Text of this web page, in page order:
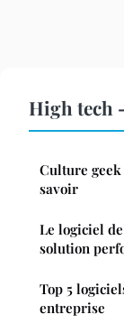
High tech
Culture
savoir
Le logiciel
solution
Top 5
entreprise